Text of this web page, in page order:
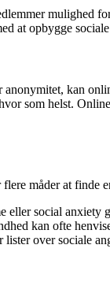
mulighed
at opbygge
kan
som helst.
flere måder at finde
eller social
kan ofte
over sociale